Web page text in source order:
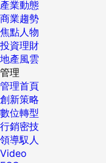
產業動態
商業趨勢
焦點人物
投資理財
地產風雲
管理
管理首頁
創新策略
數位轉型
行銷密技
領導馭人
Video